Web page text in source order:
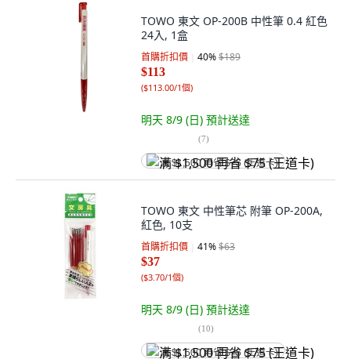
TOWO 東文 OP-200B 中性筆 0.4 紅色
24入, 1盒
首購折扣價 40%$189
$113
($113.00/1個)
明天 8/9 (日) 預計送達
(7)
满 $1,500 再省 $75 (王道卡)
TOWO 東文 中性筆芯 附筆 OP-200A,
紅色, 10支
首購折扣價 41%$63
$37
($3.70/1個)
明天 8/9 (日) 預計送達
(10)
满 $1,500 再省 $75 (王道卡)